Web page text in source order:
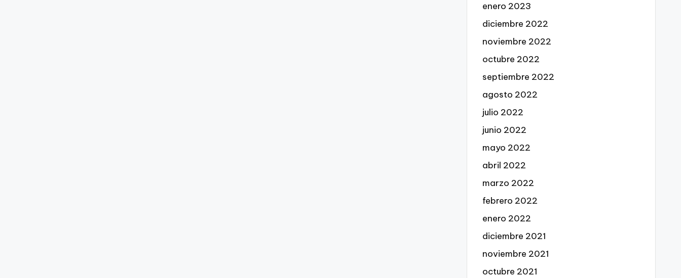
enero 2023
diciembre 2022
noviembre 2022
octubre 2022
septiembre 2022
agosto 2022
julio 2022
junio 2022
mayo 2022
abril 2022
marzo 2022
febrero 2022
enero 2022
diciembre 2021
noviembre 2021
octubre 2021